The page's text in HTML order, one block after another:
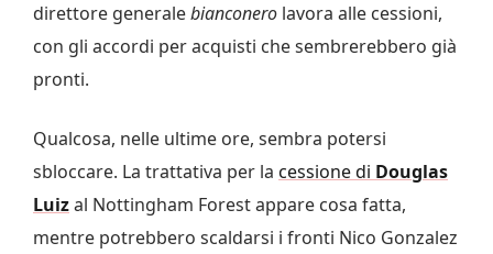
direttore generalebianconero lavora alle cessioni,
con gli accordi per acquisti che sembrerebbero già
pronti.
Qualcosa, nelle ultime ore, sembra potersi
sbloccare. La trattativa per la cessione di Douglas
Luizal Nottingham Forest appare cosa fatta,
mentre potrebbero scaldarsi i fronti Nico Gonzalez